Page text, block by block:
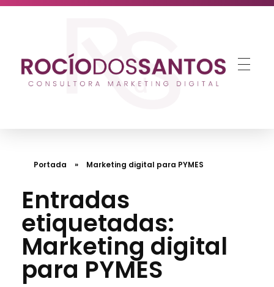
Portada » Marketing digital para PYMES
Entradas
etiquetadas:
Marketing digital
para PYMES